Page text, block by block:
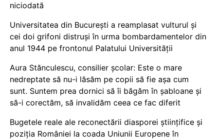
niciodată
Universitatea din București a reamplasat vulturul și
cei doi grifoni distruși în urma bombardamentelor din
anul 1944 pe frontonul Palatului Universității
Aura Stănculescu, consilier școlar: Este o mare
nedreptate să nu-i lăsăm pe copii să fie așa cum
sunt. Suntem prea dornici să îi băgăm în șabloane și
să-i corectăm, să invalidăm ceea ce fac diferit
Bugetele reale ale reconectării diasporei științifice și
poziția României la coada Uniunii Europene în